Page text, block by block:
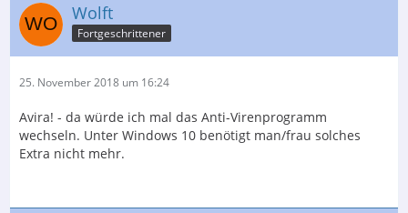
Wolft
Fortgeschrittener
25. November 2018 um 16:24
Avira! - da würde ich mal das Anti-Virenprogramm
wechseln. Unter Windows 10 benötigt man/frau solches
Extra nicht mehr.